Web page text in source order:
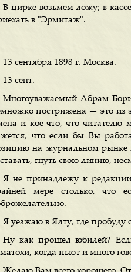
В цирке возьмем ложу; в
в "Эрмитаж".
13 сентября 1898 г. Москва.
13 сент.
Многоуважаемый Абрам
пострижена — это из
и кое-что, что читателю
что если бы Вы
на журнальном рынке
гнуть свою линию,
Я не принадлежу к
мере столько, что
Я уезжаю в Ялту, где
Ну как прошел юбилей?
когда пьют и много